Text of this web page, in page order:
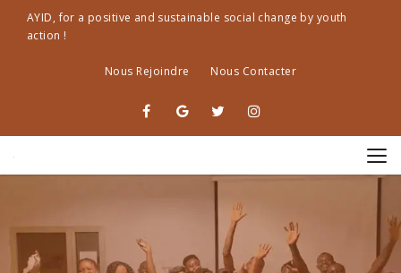
AYID, for a positive and sustainable social change by youth
action !
Nous Rejoindre Nous Contacter